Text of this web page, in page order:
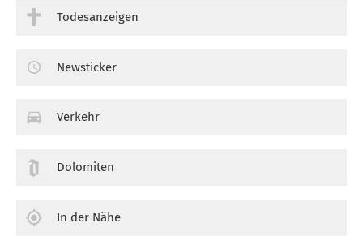
Todesanzeigen
Newsticker
Verkehr
Dolomiten
In der Nähe